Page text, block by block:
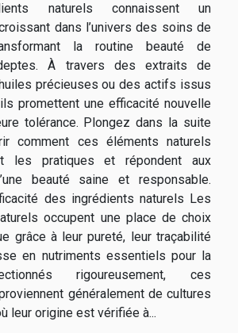
naturels connaissent un
dans l’univers des soins de
la routine beauté de
À travers des extraits de
précieuses ou des actifs issus
promettent une efficacité nouvelle
tolérance. Plongez dans la suite
comment ces éléments naturels
les pratiques et répondent aux
beauté saine et responsable.
des ingrédients naturels Les
occupent une place de choix
grâce à leur pureté, leur traçabilité
en nutriments essentiels pour la
rigoureusement, ces
généralement de cultures
leur origine est vérifiée à...